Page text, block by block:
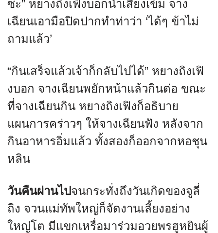
ซะ” หยางถิงเฟิงบอกน้ำเสียงเข้ม จาง
เฉียนเอามือปิดปากทำท่าว่า ‘ได้ๆ ข้าไม่
ถามแล้ว’
“กินเสร็จแล้วเจ้าก็กลับไปได้” หยางถิงเฟิ
งบอก จางเฉียนพยักหน้าแล้วกินต่อ ขณะ
ที่จางเฉียนกิน หยางถิงเฟิงก็อธิบาย
แผนการคร่าวๆ ให้จางเฉียนฟัง หลังจาก
กินอาหารอิ่มแล้ว ทั้งสองก็ออกจากหอชุน
หลิน
วันคืนผ่านไปจนกระทั่งถึงวันเกิดของจูลี่
ถิง จวนแม่ทัพใหญ่ก็จัดงานเลี้ยงอย่าง
ใหญ่โต มีแขกเหรื่อมาร่วมอวยพรฮูหยินผู้